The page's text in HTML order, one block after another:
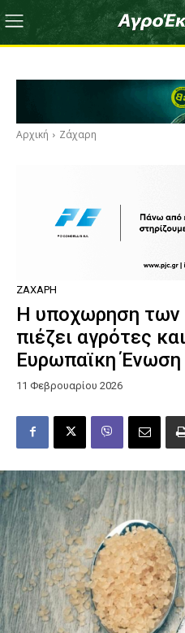
Αρχική Ζάχαρη
ΖΆΧΑΡΗ
Η υποχωρηση των
πιέζει αγρότες
Ευρωπαϊκη Ένωση
11 Φεβρουαρίου 2026